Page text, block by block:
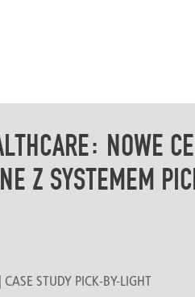
NOWE
Z SYSTEMEM
STUDY PICK-BY-LIGHT